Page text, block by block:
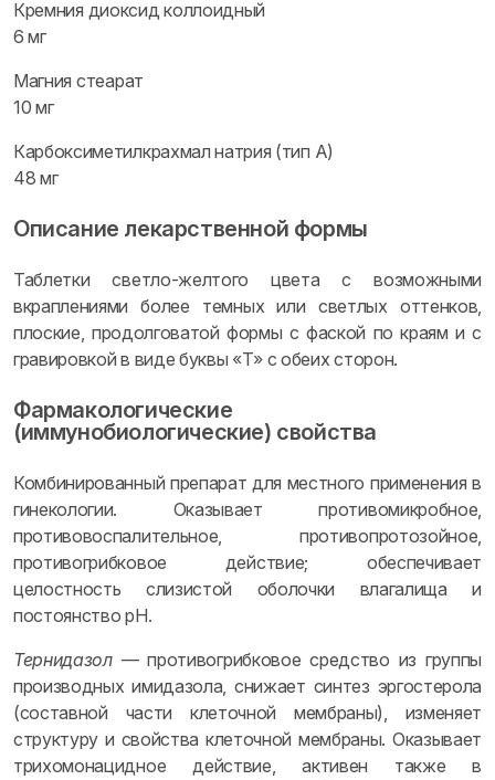
Кремния диоксид коллоидный
6 мг
Магния стеарат
10 мг
Карбоксиметилкрахмал натрия (тип А)
48 мг
Описание лекарственной формы
Таблетки светло-желтого цвета с возможными
вкраплениями более темных или светлых оттенков,
плоские, продолговатой формы с фаской по краям и с
гравировкой в виде буквы «Т» с обеих сторон.
Фармакологические
(иммунобиологические) свойства
Комбинированный препарат для местного применения в
гинекологии. Оказывает противомикробное,
противовоспалительное, противопротозойное,
противогрибковое действие; обеспечивает
целостность слизистой оболочки влагалища и
постоянство pH.
Тернидазол— противогрибковое средство из группы
производных имидазола, снижает синтез эргостерола
(составной части клеточной мембраны), изменяет
структуру и свойства клеточной мембраны. Оказывает
трихомонацидное действие, активен также в